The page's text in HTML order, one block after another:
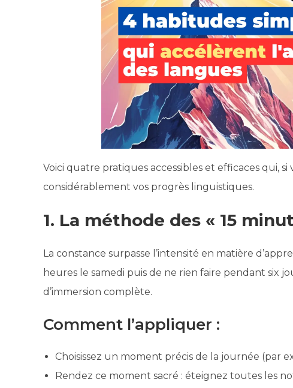
Voici quatre pratiques accessibles et efficaces qui,
considérablement vos progrès linguistiques.
1. La méthode des « 15
La constance surpasse l’intensité en matière
heures le samedi puis de ne rien faire pendant six
d’immersion complète.
Comment l’appliquer :
Choisissez un moment précis de la journée (par
Rendez ce moment sacré : éteignez toutes les